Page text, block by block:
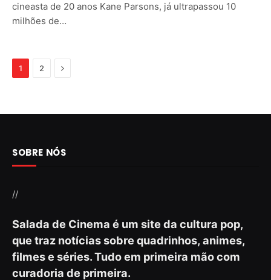
cineasta de 20 anos Kane Parsons, já ultrapassou 10
milhões de…
1 2 Next
SOBRE NÓS
//
Salada de Cinema é um site da cultura pop,
que traz notícias sobre quadrinhos, animes,
filmes e séries. Tudo em primeira mão com
curadoria de primeira.